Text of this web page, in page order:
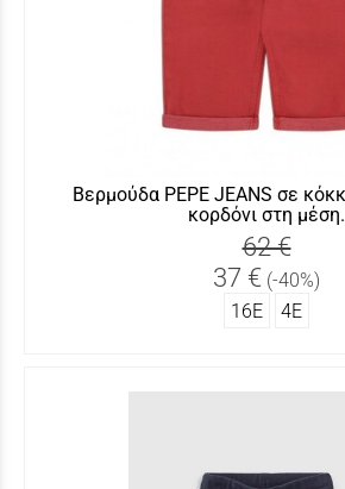
Βερμούδα PEPE JEANS σε
κορδόνι στη μέση.
62 €
37 € (-40%)
16Ε
4Ε